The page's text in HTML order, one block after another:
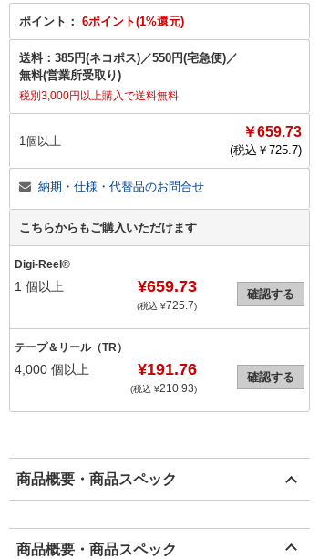
ポイント： 6ポイント(1%還元)
送料： 385円(ネコポス)／550円(宅急便)／
無料(営業所受取り)
税別3,000円以上購入で送料無料
1個以上
￥659.73
(税込￥ 725.7)
納期・仕様・代替品のお問合せ
こちらからもご購入いただけます
Digi-Reel®
1 個以上 ¥659.73
(税込 ¥725.7)
確認する
テープ＆リール（TR）
4,000 個以上 ¥191.76
(税込 ¥210.93)
確認する
商品概要・商品スペック
商品概要・商品スペック